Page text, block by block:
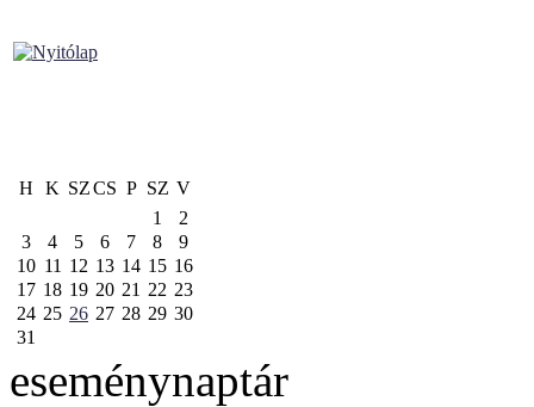
H K SZCS P SZ V
1
2
3
4 5 6 7 8
9
10 11 12 13 14 15 16
17 18 19 20 21 22 23
24 25 26 27 28 29 30
31
eseménynaptár